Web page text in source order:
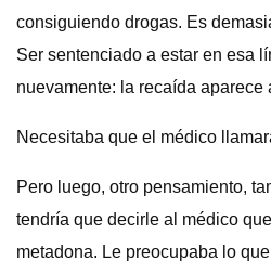
consiguiendo drogas. Es
Ser sentenciado a estar en esa
nuevamente: la recaída aparece
Necesitaba que el médico
Pero luego, otro pensamiento,
tendría que decirle al médico
metadona. Le preocupaba lo